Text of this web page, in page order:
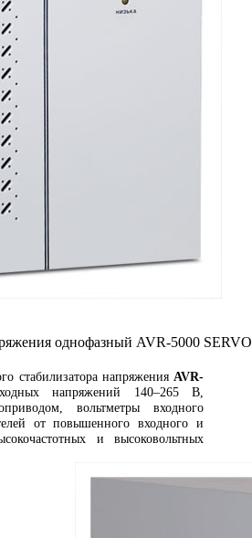
однофазный AVR-5000 SERVO
стабилизатора напряжения AVR-
напряжений 140–265 В,
вольтметры входного
от повышенного входного и
и высоковольтных